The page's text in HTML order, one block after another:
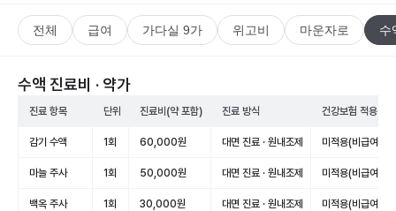
전체 급여 가다실 9가 위고비 마운자로 수
수액 진료비 · 약가
진료 항목 단위 진료비(약 포함) 진료 방식 건강보험 적용
감기 수액 1회 60,000원 대면 진료 · 원내조제 미적용(비급여)
마늘 주사 1회 50,000원 대면 진료 · 원내조제 미적용(비급여)
백옥 주사 1회 30,000원 대면 진료 · 원내조제 미적용(비급여)